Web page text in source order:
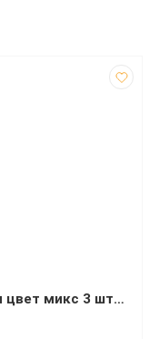
Салфетки вискозные 30х36 см цвет микс 3 штуки